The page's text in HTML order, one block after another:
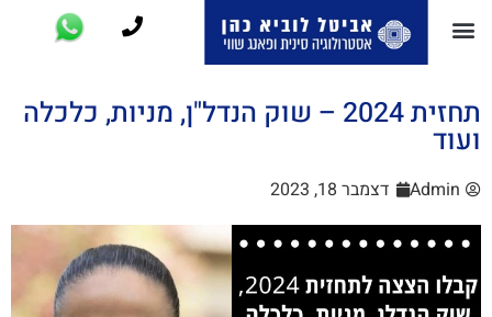
תחזית 2024 – שוק הנדל"ן, מניות, כלכלה
ועוד
Admin דצמבר 18, 2023